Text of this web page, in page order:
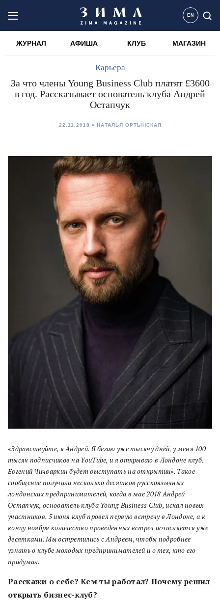
EN
ЖУРНАЛ АФИША КЛУБ МАГАЗИН
Карьера
За что члены Young Business Club платят £3600
в год. Рассказывает основатель клуба Андрей
Остапчук
22.11.2018 НАТАЛЬЯ ОРТЫНСКАЯ
«Здравствуйте, я Андрей. Я бегаю уже тысячу дней, у меня 100
тысяч подписчиков на YouTube, и я открываю в Лондоне клуб.
Евгений Чичваркин будет выступать на открытии». Такое
сообщение получили несколько десятков русскоязычных
лондонских предпринимателей, когда в мае 2018 Андрей
Остапчук, основатель клуба Young Business Club, искал новых
участников. 5 июня клуб провел первую встречу в Лондоне, а к
концу ноября количество проведенных встреч исчисляется уже
десятками. Мы встретились с Андреем, чтобы подробнее
узнать о клубе молодых предпринимателей и о тех, кто его
придумал.
Расскажи о себе? Кем ты работал? Почему решил
открыть бизнес-клуб?